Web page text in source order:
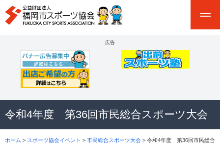
広告
令和4年度 第36回市民総合スポーツ大会
ホーム > スポーツ協会イベント > 市民総合スポーツ大会 > 令和4年度 第36回市民総合